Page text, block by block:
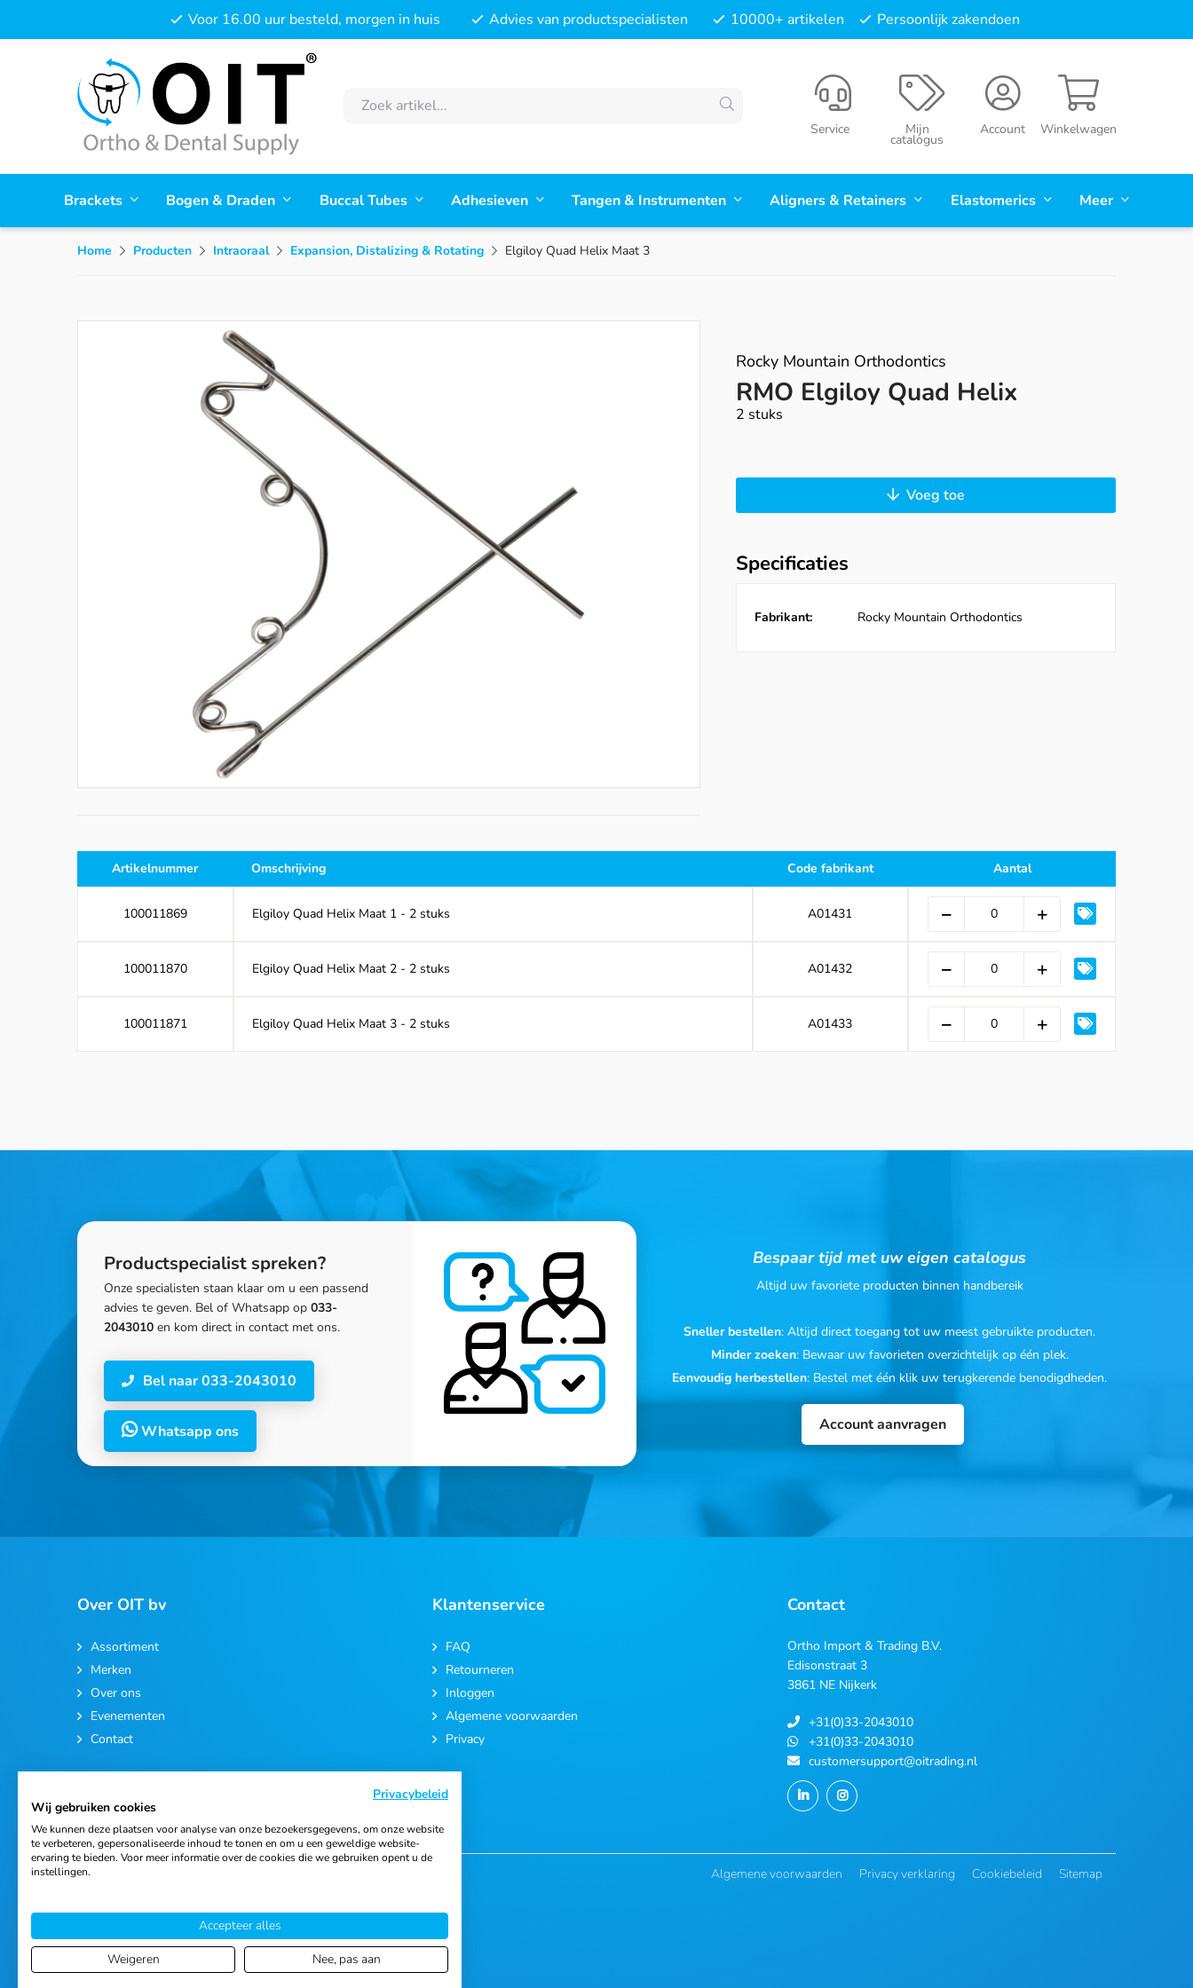
Voor 16.00 uur besteld, morgen in huis Advies van productspecialisten 10000+ artikelen Persoonlijk zakendoen
Winkelwagen
Account
Mijn
catalogus
Service
Brackets Bogen & Draden Buccal Tubes Adhesieven Tangen & Instrumenten Aligners & Retainers Elastomerics Meer
Home Producten Intraoraal Expansion, Distalizing & Rotating Elgiloy Quad Helix Maat 3
Rocky Mountain Orthodontics
RMO Elgiloy Quad Helix
2 stuks
Voeg toe
Specificaties
Fabrikant: Rocky Mountain Orthodontics
Artikelnummer Omschrijving Code fabrikant Aantal
100011869 Elgiloy Quad Helix Maat 1 - 2 stuks A01431
100011870 Elgiloy Quad Helix Maat 2 - 2 stuks A01432
100011871 Elgiloy Quad Helix Maat 3 - 2 stuks A01433
Productspecialist spreken?
Onze specialisten staan klaar om u een passend
advies te geven. Bel of Whatsapp op 033-
2043010 en kom direct in contact met ons.
Bel naar 033-2043010
Whatsapp ons
Bespaar tijd met uw eigen catalogus
Altijd uw favoriete producten binnen handbereik
Sneller bestellen: Altijd direct toegang tot uw meest gebruikte producten.
Minder zoeken: Bewaar uw favorieten overzichtelijk op één plek.
Eenvoudig herbestellen: Bestel met één klik uw terugkerende benodigdheden.
Account aanvragen
Over OIT bv
Assortiment
Merken
Over ons
Evenementen
Contact
Klantenservice
FAQ
Retourneren
Inloggen
Algemene voorwaarden
Privacy
Contact
Ortho Import & Trading B.V.
Edisonstraat 3
3861 NE Nijkerk
+31(0)33-2043010
+31(0)33-2043010
customersupport@oitrading.nl
© 2026 Ortho Import & Trading B.V. Algemene voorwaarden Privacy verklaring Cookiebeleid Sitemap
Privacybeleid
Wij gebruiken cookies
We kunnen deze plaatsen voor analyse van onze bezoekersgegevens, om onze website
te verbeteren, gepersonaliseerde inhoud te tonen en om u een geweldige website-
ervaring te bieden. Voor meer informatie over de cookies die we gebruiken opent u de
instellingen.
Accepteer alles
Weigeren
Nee, pas aan